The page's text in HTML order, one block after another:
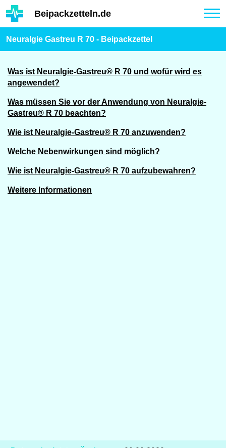
Hauptinhalt
Beipackzetteln.de
Neuralgie Gastreu R 70 - Beipackzettel
Was ist Neuralgie-Gastreu® R 70 und wofür wird es
angewendet?
Was müssen Sie vor der Anwendung von Neuralgie-
Gastreu® R 70 beachten?
Wie ist Neuralgie-Gastreu® R 70 anzuwenden?
Welche Nebenwirkungen sind möglich?
Wie ist Neuralgie-Gastreu® R 70 aufzubewahren?
Weitere Informationen